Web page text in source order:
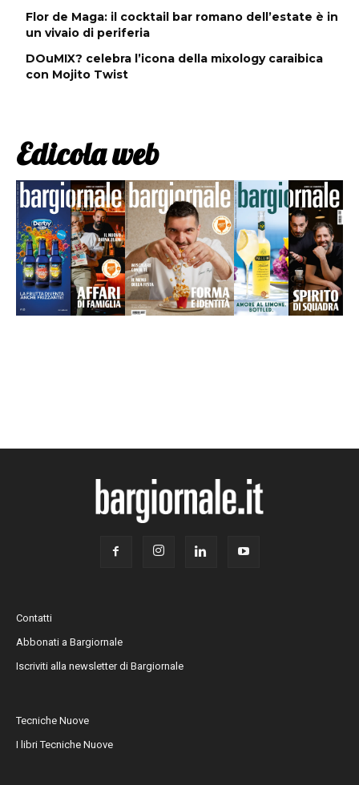
Flor de Maga: il cocktail bar romano dell’estate è in
un vivaio di periferia
DOuMIX? celebra l’icona della mixology caraibica
con Mojito Twist
Edicola web
Contatti
Abbonati a Bargiornale
Iscriviti alla newsletter di Bargiornale
Tecniche Nuove
I libri Tecniche Nuove